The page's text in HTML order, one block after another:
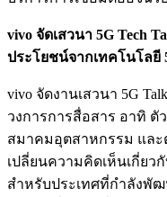
vivo จัดเสวนา 5G Tech
ประโยชน์จากเทคโนโลยี
vivo จัดงานเสวนา 5G
วงการการสื่อสาร อาทิ
สมาคมอุตสาหกรรม และ
เปลี่ยนความคิดเห็นเกี่ยว
สำหรับประเทศที่กำลังพั